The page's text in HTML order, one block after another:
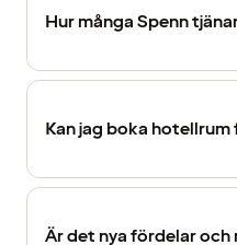
Hur många Spenn
Kan jag boka hotellrum
Är det nya fördelar